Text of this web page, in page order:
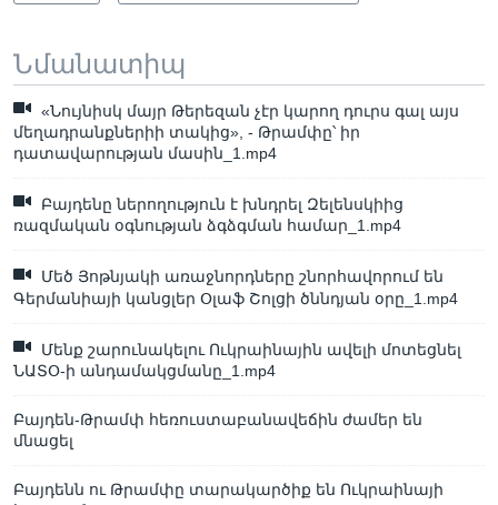
Նմանատիպ
«Նույնիսկ մայր Թերեզան չէր կարող դուրս գալ այս
մեղադրանքներիի տակից», - Թրամփը՝ իր
դատավարության մասին_1.mp4
Բայդենը ներողություն է խնդրել Զելենսկիից
ռազմական օգնության ձգձգման համար_1.mp4
Մեծ Յոթնյակի առաջնորդները շնորհավորում են
Գերմանիայի կանցլեր Օլաֆ Շոլցի ծննդյան օրը_1.mp4
Մենք շարունակելու Ուկրաինային ավելի մոտեցնել
ՆԱՏՕ-ի անդամակցմանը_1.mp4
Բայդեն-Թրամփ հեռուստաբանավեճին ժամեր են
մնացել
Բայդենն ու Թրամփը տարակարծիք են Ուկրաինայի